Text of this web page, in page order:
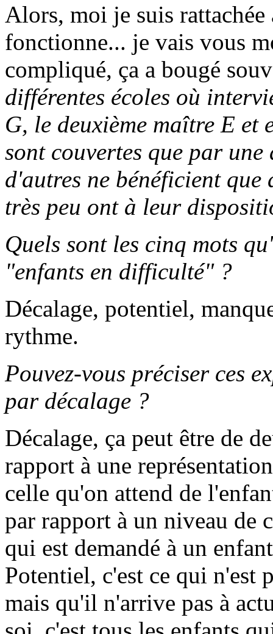
Alors, moi je suis rattachée
fonctionne... je vais vous
compliqué, ça a bougé
différentes écoles où
G, le deuxième maître E et
sont couvertes que par
d'autres ne bénéficient
très peu ont à leur
Quels sont les cinq mots
"enfants en difficulté" ?
Décalage, potentiel,
rythme.
Pouvez-vous préciser ces
par décalage ?
Décalage, ça peut être de
rapport à une
celle qu'on attend de
par rapport à un niveau de
qui est demandé à un
Potentiel, c'est ce qui n'est
mais qu'il n'arrive pas à